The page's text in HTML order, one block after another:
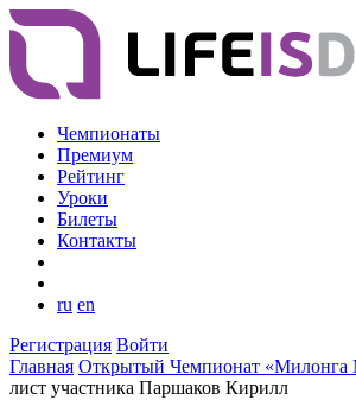
Чемпионаты
Премиум
Рейтинг
Уроки
Билеты
Контакты
ru en
Регистрация Войти
Главная Открытый Чемпионат «Милонга
лист участника Паршаков Кирилл